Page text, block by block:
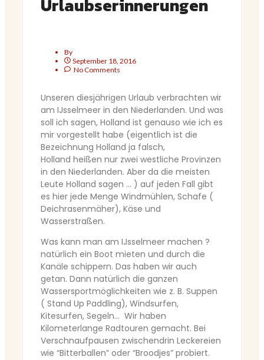
Urlaubserinnerungen
By
September 18, 2016
No Comments
Unseren diesjährigen Urlaub verbrachten wir
am IJsselmeer in den Niederlanden. Und was
soll ich sagen, Holland ist genauso wie ich es
mir vorgestellt habe (eigentlich ist die
Bezeichnung Holland ja falsch,
Holland heißen nur zwei westliche Provinzen
in den Niederlanden. Aber da die meisten
Leute Holland sagen … ) auf jeden Fall gibt
es hier jede Menge Windmühlen, Schafe (
Deichrasenmäher), Käse und
Wasserstraßen.
Was kann man am IJsselmeer machen ?
natürlich ein Boot mieten und durch die
Kanäle schippern. Das haben wir auch
getan. Dann natürlich die ganzen
Wassersportmöglichkeiten wie z. B. Suppen
( Stand Up Paddling), Windsurfen,
Kitesurfen, Segeln… Wir haben
Kilometerlange Radtouren gemacht. Bei
Verschnaufpausen zwischendrin Leckereien
wie “Bitterballen” oder “Broodjes” probiert.